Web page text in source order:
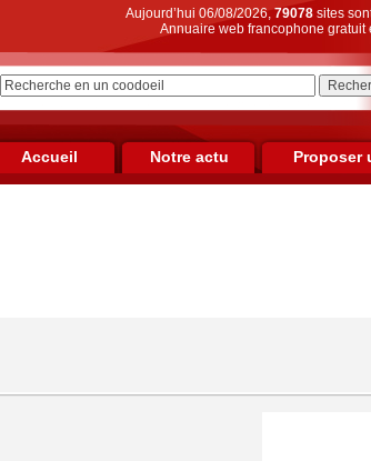
Aujourd’hui 06/08/2026,79078sites
Annuaire web francophone
Accueil Notre actu Proposer